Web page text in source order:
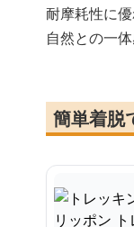
耐摩耗性に
自然との一
簡単着脱